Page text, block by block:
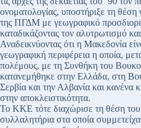
ονοματολογίας, υποστήριξε τη θέση
της ΠΓΔΜ με γεωγραφικό
καταδικάζοντας τον αλυτρωτισμό
Αναδεικνύοντας ότι η Μακεδονία
γεωγραφική περιφέρεια η οποία,
πολέμους, με τη Συνθήκη του
κατανεμήθηκε στην Ελλάδα, στη
Σερβία και την Αλβανία και κανένα
στην αποκλειστικότητα.
Το ΚΚΕ τότε διαχώρισε τη θέση του
συλλαλητήρια στα οποία